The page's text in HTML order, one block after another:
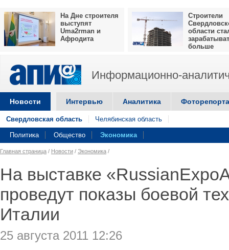
На Дне строителя
выступят
Uma2rman и
Афродита
Строители
области
больше
Информационно-
Новости Интервью Аналитика
Свердловская область Челябинская область
Политика Общество Экономика
Главная страница / Новости / Экономика /
На выставке
проведут показы боевой
Италии
25 августа 2011 12:26